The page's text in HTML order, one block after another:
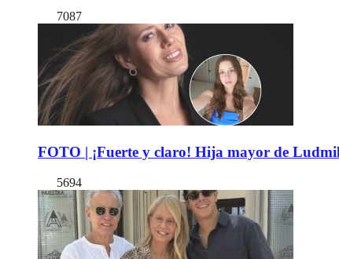
7087
FOTO | ¡Fuerte y claro! Hija mayor de
5694